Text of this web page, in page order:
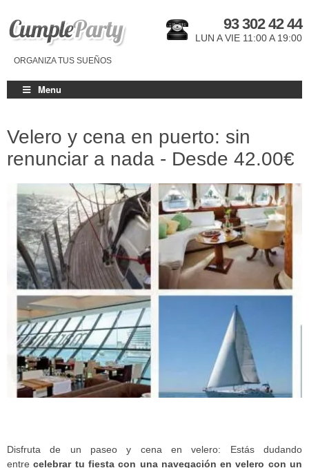
ORGANIZA TUS SUEÑOS
93 302 42 44
LUN A VIE 11:00 A 19:00
Menu
Velero y cena en puerto: sin
renunciar a nada - Desde 42.00€
Disfruta de un paseo y cena en velero: Estás dudando
entrecelebrar tu fiesta con una navegación en velero con un